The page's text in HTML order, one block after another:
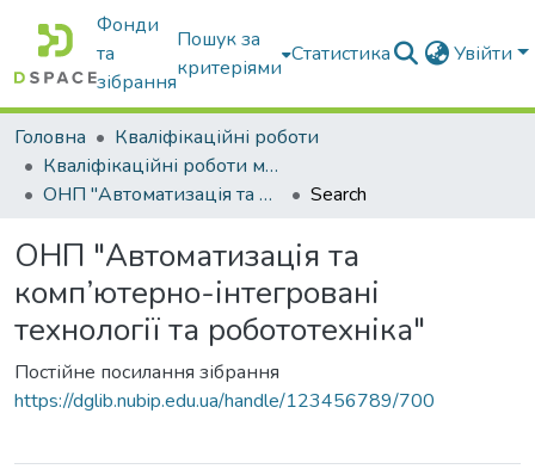
Фонди
та
зібрання
Пошук за
критеріями
Статистика Увійти
Головна
Кваліфікаційні роботи
Кваліфікаційні роботи магістрів
ОНП "Автоматизація та комп’ютерно-інтегровані технології та робототехніка"
Search
ОНП "Автоматизація та
комп’ютерно-інтегровані
технології та робототехніка"
Постійне посилання зібрання
https://dglib.nubip.edu.ua/handle/123456789/700